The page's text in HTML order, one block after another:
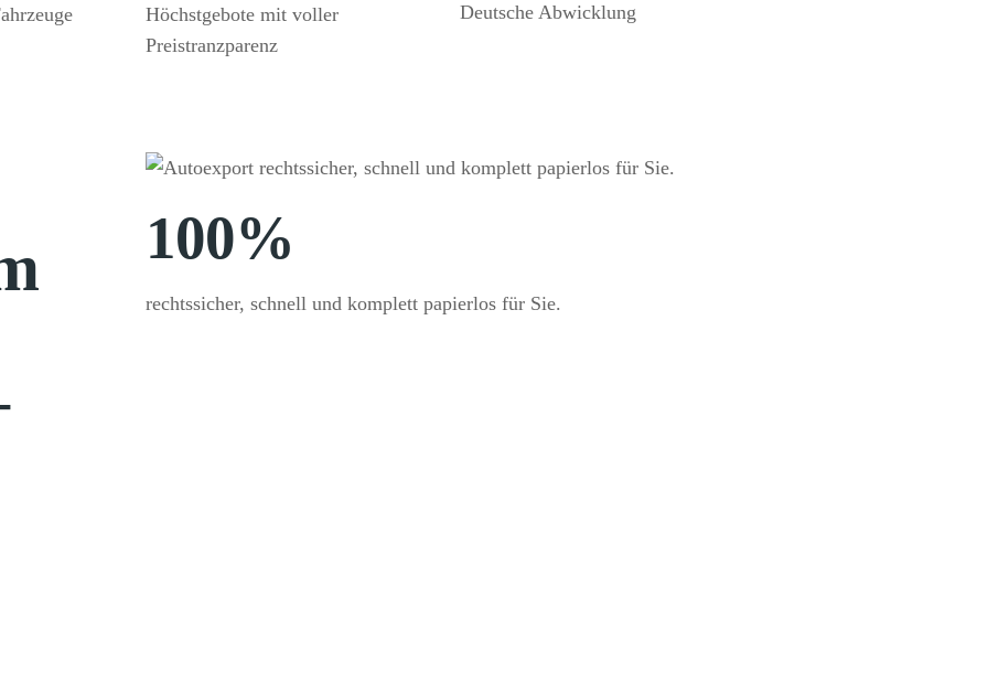
Höchstgebote mit voller
Preistranzparenz
Deutsche Abwicklung
100%
rechtssicher, schnell und komplett papierlos für Sie.